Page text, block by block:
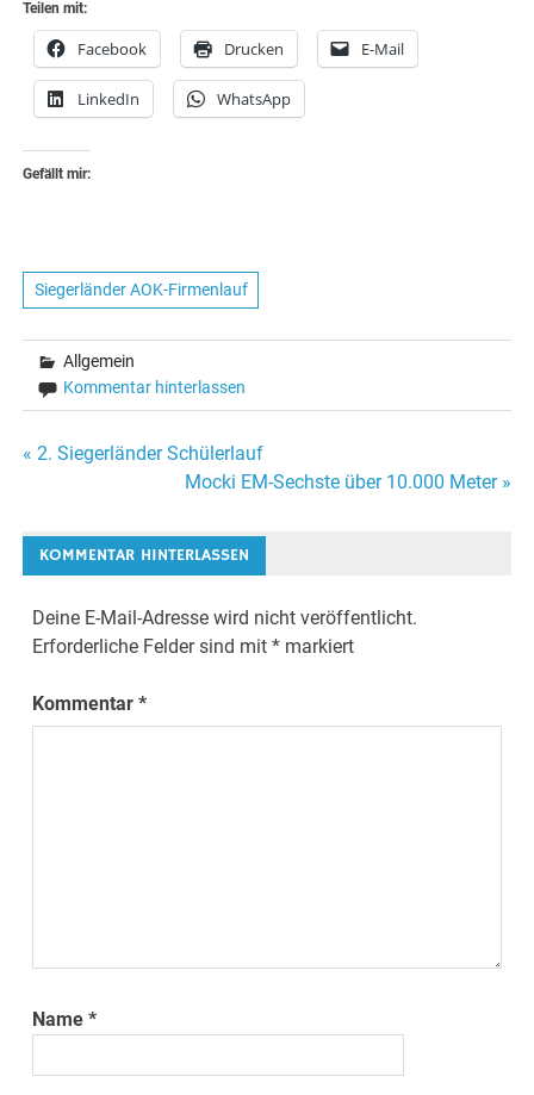
Teilen mit:
Facebook Drucken E-Mail
LinkedIn WhatsApp
Gefällt mir:
Siegerländer AOK-Firmenlauf
Allgemein
Kommentar hinterlassen
Beitragsnavigation
« 2. Siegerländer Schülerlauf
Mocki EM-Sechste über 10.000 Meter »
KOMMENTAR HINTERLASSEN
Deine E-Mail-Adresse wird nicht veröffentlicht.
Erforderliche Felder sind mit* markiert
Kommentar*
Name*